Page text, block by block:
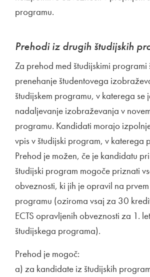
programu.
Prehodi iz drugih študijskih
Za prehod med študijskimi programi
prenehanje študentovega
študijskem programu, v katerega se
nadaljevanje izobraževanja v
programu. Kandidati morajo
vpis v študijski program, v katerega
Prehod je možen, če je kandidatu
študijski program mogoče priznati
obveznosti, ki jih je opravil na prvem
programu (oziroma vsaj za 30
ECTS opravljenih obveznosti za 1.
študijskega programa).
Prehod je mogoč:
a) za kandidate iz študijskih